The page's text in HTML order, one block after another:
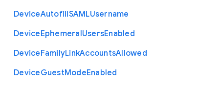
DeviceAutofillSAMLUsername
DeviceEphemeralUsersEnabled
DeviceFamilyLinkAccountsAllowed
DeviceGuestModeEnabled